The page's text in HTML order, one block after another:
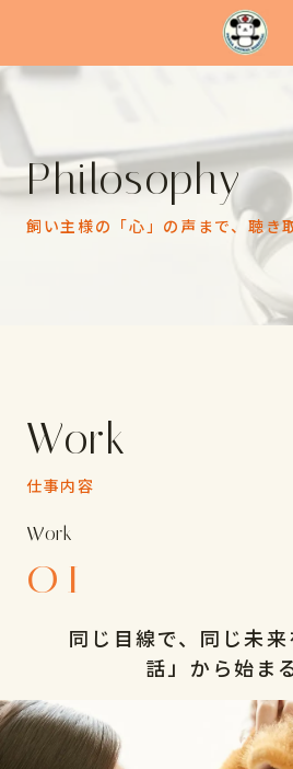
Philosophy
飼い主様の「心」の声まで、聴き
Work
仕事内容
Work
01
同じ目線で、同じ未
話」から始ま